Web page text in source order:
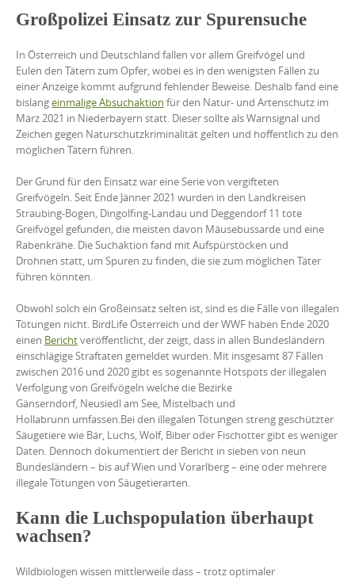
Großpolizei Einsatz zur Spurensuche
In Österreich und Deutschland fallen vor allem Greifvögel und
Eulen den Tätern zum Opfer, wobei es in den wenigsten Fällen zu
einer Anzeige kommt aufgrund fehlender Beweise. Deshalb fand eine
bislangeinmalige Absuchaktion für den Natur- und Artenschutz im
März 2021 in Niederbayern statt. Dieser sollte als Warnsignal und
Zeichen gegen Naturschutzkriminalität gelten und hoffentlich zu den
möglichen Tätern führen.
Der Grund für den Einsatz war eine Serie von vergifteten
Greifvögeln. Seit Ende Jänner 2021 wurden in den Landkreisen
Straubing-Bogen, Dingolfing-Landau und Deggendorf 11 tote
Greifvögel gefunden, die meisten davon Mäusebussarde und eine
Rabenkrähe. Die Suchaktion fand mit Aufspürstöcken und
Drohnen statt, um Spuren zu finden, die sie zum möglichen Täter
führen könnten.
Obwohl solch ein Großeinsatz selten ist, sind es die Fälle von illegalen
Tötungen nicht. BirdLife Österreich und der WWF haben Ende 2020
einen Berichtveröffentlicht, der zeigt, dass in allen Bundesländern
einschlägige Straftaten gemeldet wurden. Mit insgesamt 87 Fällen
zwischen 2016 und 2020 gibt es sogenannte Hotspots der illegalen
Verfolgung von Greifvögeln welche die Bezirke
Gänserndorf, Neusiedl am See, Mistelbach und
Hollabrunn umfassen.Bei den illegalen Tötungen streng geschützter
Säugetiere wie Bär, Luchs, Wolf, Biber oder Fischotter gibt es weniger
Daten. Dennoch dokumentiert der Bericht in sieben von neun
Bundesländern – bis auf Wien und Vorarlberg – eine oder mehrere
illegale Tötungen von Säugetierarten.
Kann die Luchspopulation überhaupt
wachsen?
Wildbiologen wissen mittlerweile dass – trotz optimaler